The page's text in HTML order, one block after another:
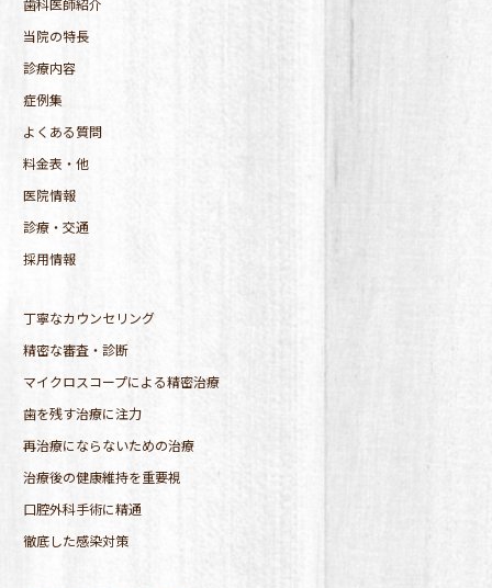
歯科医師紹介
当院の特長
診療内容
症例集
よくある質問
料金表・他
医院情報
診療・交通
採用情報
丁寧なカウンセリング
精密な審査・診断
マイクロスコープによる精密治療
歯を残す治療に注力
再治療にならないための治療
治療後の健康維持を重要視
口腔外科手術に精通
徹底した感染対策